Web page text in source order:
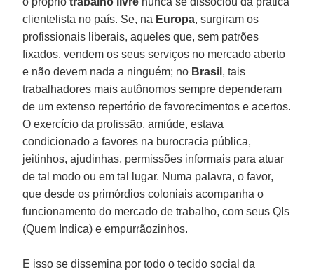
clientelista no país. Se, na Europa, surgiram os
profissionais liberais, aqueles que, sem patrões
fixados, vendem os seus serviços no mercado aberto
e não devem nada a ninguém; no Brasil , tais
trabalhadores mais autônomos sempre dependeram
de um extenso repertório de favorecimentos e acertos.
O exercício da profissão, amiúde, estava
condicionado a favores na burocracia pública,
jeitinhos, ajudinhas, permissões informais para atuar
de tal modo ou em tal lugar. Numa palavra, o favor,
que desde os primórdios coloniais acompanha o
funcionamento do mercado de trabalho, com seus QIs
(Quem Indica) e empurrãozinhos.
E isso se dissemina por todo o tecido social da